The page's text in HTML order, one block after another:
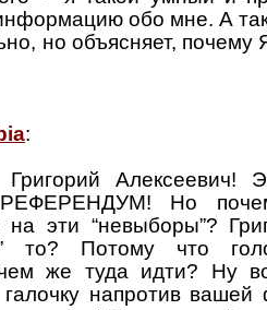
обо мне. А
но объясняет, почему
:
Алексеевич!
Но
на эти “невыборы”?
то? Потому что
же туда идти? Ну
галочку напротив